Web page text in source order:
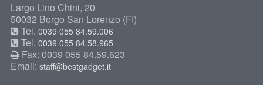
Largo Lino Chini, 20
50032 Borgo San Lorenzo (FI)
Tel. 0039 055 84.59.006
Tel. 0039 055 84.58.965
Fax: 0039 055 84.59.623
Email: staff@bestgadget.it